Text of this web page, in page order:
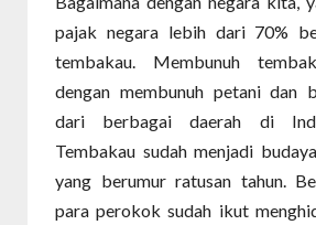
pajak negara lebih dari 70%
tembakau. Membunuh
dengan membunuh petani dan
dari berbagai daerah di
Tembakau sudah menjadi
yang berumur ratusan tahun.
para perokok sudah ikut